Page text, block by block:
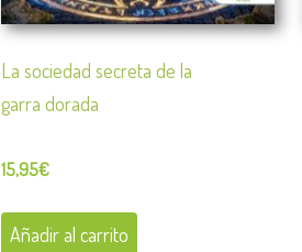
La sociedad secreta de la
garra dorada
15,95€
Añadir al carrito